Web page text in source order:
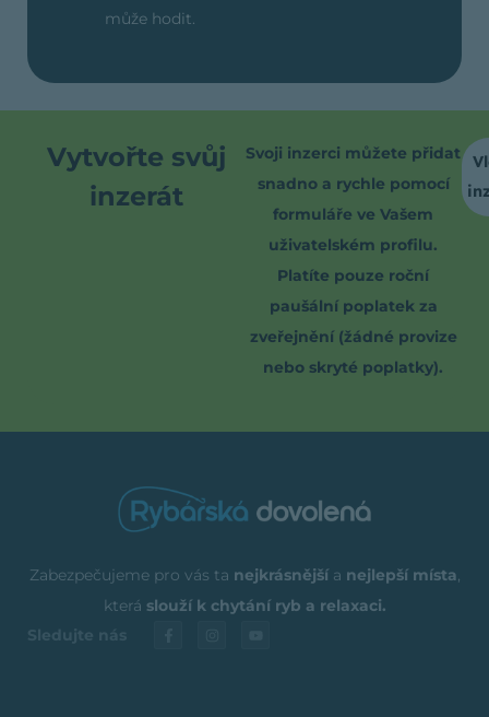
může hodit.
Vytvořte svůj
inzerát
Svoji inzerci můžete přidat
snadno a rychle pomocí
formuláře ve Vašem
uživatelském profilu.
Platíte pouze roční
paušální poplatek za
zveřejnění (žádné provize
nebo skryté poplatky).
Zabezpečujeme pro vás ta nejkrásnějšía nejlepší místa,
která slouží k chytání ryb a relaxaci.
Sledujte nás